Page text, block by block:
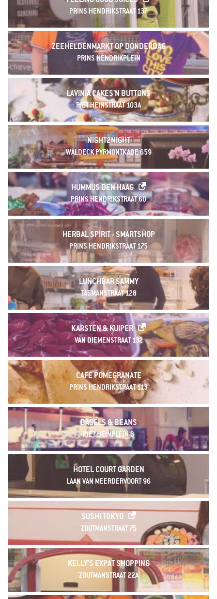
PRINS HENDRIKSTRAAT 137
ZEEHELDENMARKT OP DONDERDAG
PRINS HENDRIKPLEIN
LAVINIA CAKES'N BUTTONS
PIET HEINSTRAAT 103A
NIGHT2NIGHT
WALDECK PYRMONTKADE 659
HUMMUS DEN HAAG
PRINS HENDRIKSTRAAT 60
HERBAL SPIRIT - SMARTSHOP
PRINS HENDRIKSTRAAT 175
LUNCHBAR SAMMY
TASMANSTRAAT 128
KARSTEN & KUIPER
VAN DIEMENSTRAAT 132
CAFE POMEGRANATE
PRINS HENDRIKSTRAAT 113
BAGELS & BEANS
PIET HEINPLEIN 3
HOTEL COURT GARDEN
LAAN VAN MEERDERVOORT 96
SUSHI TOKYO
ZOUTMANSTRAAT 75
KELLY'S EXPAT SHOPPING
ZOUTMANSTRAAT 22A